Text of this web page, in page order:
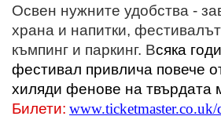
Освен нужните удобства -
храна и напитки,
къмпинг и паркинг. Всяка
фестивал привлича повече
хиляди фенове на твърдата
Билети: www.ticketmaster.co.uk/